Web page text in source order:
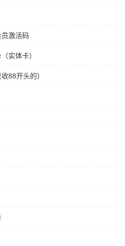
激活码
实体卡）
88开头的）